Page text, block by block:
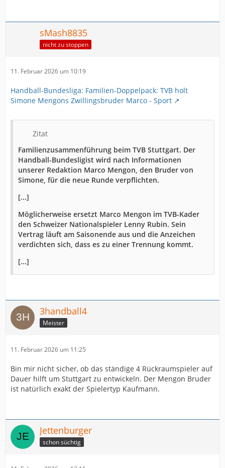
sMash8835
nicht zu stoppen
11. Februar 2026 um 10:19
Handball-Bundesliga: Familien-Doppelpack: TVB holt
Simone Mengons Zwillingsbruder Marco - Sport
Zitat
Familienzusammenführung beim TVB Stuttgart. Der
Handball-Bundesligist wird nach Informationen
unserer Redaktion Marco Mengon, den Bruder von
Simone, für die neue Runde verpflichten.
[...]
Möglicherweise ersetzt Marco Mengon im TVB-Kader
den Schweizer Nationalspieler Lenny Rubin. Sein
Vertrag läuft am Saisonende aus und die Anzeichen
verdichten sich, dass es zu einer Trennung kommt.
[...]
3handball4
Meister
11. Februar 2026 um 11:25
Bin mir nicht sicher, ob das ständige 4 Rückraumspieler auf
Dauer hilft um Stuttgart zu entwickeln. Der Mengon Bruder
ist natürlich exakt der Spielertyp Kaufmann.
Jettenburger
schon süchtig